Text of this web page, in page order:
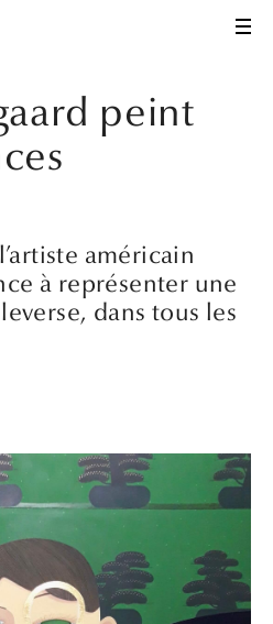
peint
américain
à représenter une
dans tous les